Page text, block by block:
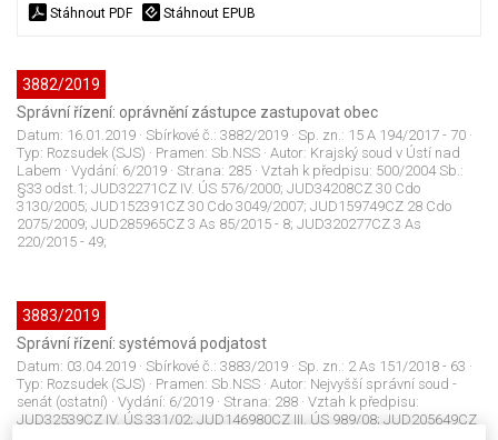
Stáhnout PDF Stáhnout EPUB
3882/2019
Správní řízení: oprávnění zástupce zastupovat obec
Datum: 16.01.2019 · Sbírkové č.: 3882/2019 · Sp. zn.: 15 A 194/2017 - 70 ·
Typ: Rozsudek (SJS) · Pramen: Sb.NSS · Autor: Krajský soud v Ústí nad
Labem · Vydání: 6/2019 · Strana: 285 · Vztah k předpisu: 500/2004 Sb.:
§33 odst.1; JUD32271CZ IV. ÚS 576/2000; JUD34208CZ 30 Cdo
3130/2005; JUD152391CZ 30 Cdo 3049/2007; JUD159749CZ 28 Cdo
2075/2009; JUD285965CZ 3 As 85/2015 - 8; JUD320277CZ 3 As
220/2015 - 49;
3883/2019
Správní řízení: systémová podjatost
Datum: 03.04.2019 · Sbírkové č.: 3883/2019 · Sp. zn.: 2 As 151/2018 - 63 ·
Typ: Rozsudek (SJS) · Pramen: Sb.NSS · Autor: Nejvyšší správní soud -
senát (ostatní) · Vydání: 6/2019 · Strana: 288 · Vztah k předpisu:
JUD32539CZ IV. ÚS 331/02; JUD146980CZ III. ÚS 989/08; JUD205649CZ